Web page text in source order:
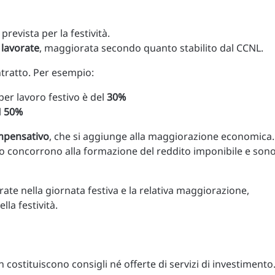
prevista per la festività.
, maggiorata secondo quanto stabilito dal CCNL.
Per esempio:
lavoro festivo è del 30%
50%
, che si aggiunge alla maggiorazione economica.
concorrono alla formazione del reddito imponibile e
nella giornata festiva e la relativa maggiorazione,
festività.
consigli né offerte di servizi di investimento.